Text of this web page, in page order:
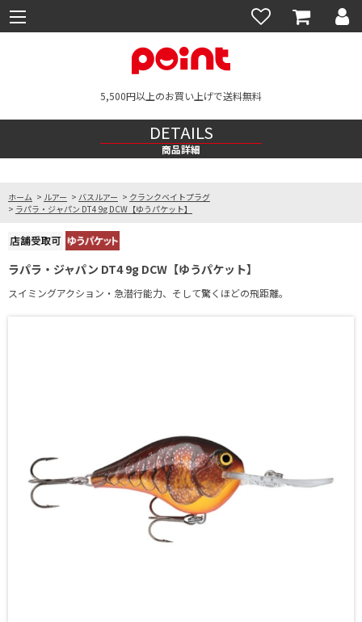
5,500円以上のお買い上げで送料無料
DETAILS
商品詳細
ホーム > ルアー > バスルアー > クランクベイトプラグ
> ラパラ・ジャパン DT4 9g DCW【ゆうパケット】
ラパラ・ジャパン DT4 9g DCW【ゆうパケット】
スイミングアクション・急潜行能力、そして驚くほどの飛距離。